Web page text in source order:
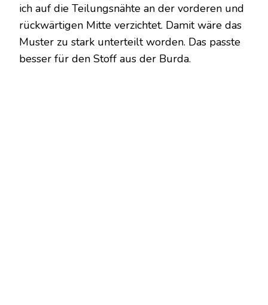
ich auf die Teilungsnähte an der vorderen und
rückwärtigen Mitte verzichtet. Damit wäre das
Muster zu stark unterteilt worden. Das passte
besser für den Stoff aus der Burda.